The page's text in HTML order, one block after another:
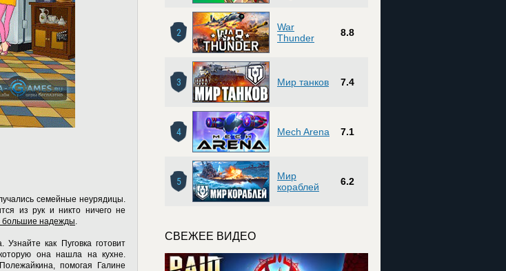
семейные неурядицы.
из рук и никто ничего не
большие надежды.
как Пуговка готовит
она нашла на кухне.
помогая Галине
2
War
Thunder
8.8
3 Мир танков 7.4
4 Mech Arena 7.1
5
Мир
кораблей
6.2
СВЕЖЕЕ ВИДЕО